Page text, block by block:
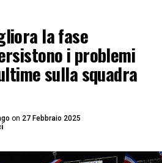
la fase
i problemi
sulla squadra
on 27 Febbraio 2025